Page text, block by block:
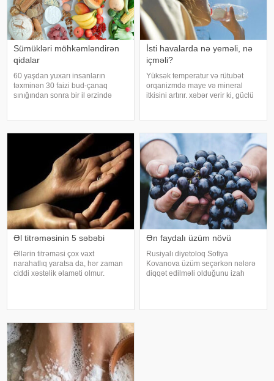
Sümükləri möhkəmləndirən
qidalar
60 yaşdan yuxarı insanların
təxminən 30 faizi bud-çanaq
sınığından sonra bir il ərzində
riskini azaltmaq üçün kalsium, D
İsti havalarda nə yeməli, nə
içməli?
Yüksək temperatur və rütubət
orqanizmdə maye və mineral
itkisini artırır. xəbər verir ki, güclü
ürəkbulanma kimi hallara səbəb
ol
Əl titrəməsinin 5 səbəbi
Əllərin titrəməsi çox vaxt
narahatlıq yaratsa da, hər zaman
ciddi xəstəlik əlaməti olmur.
Ən faydalı üzüm növü
Rusiyalı diyetoloq Sofiya
Kovanova üzüm seçərkən nələrə
diqqət edilməli olduğunu izah